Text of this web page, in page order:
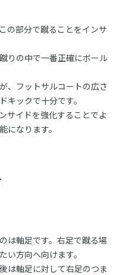
の部分で蹴ることをインサ
りの中で一番正確にボール
、フットサルコートの広さ
キックで十分です。
サイドを強化することでよ
になります。
は軸足です。右足で蹴る場
い方向へ向けます。
は軸足に対して右足のつま